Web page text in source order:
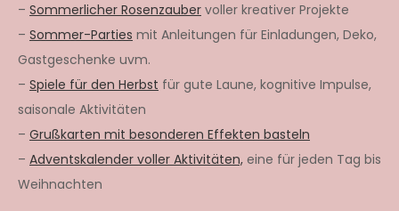
– Sommerlicher Rosenzauber voller kreativer Projekte
– Sommer-Parties mit Anleitungen für Einladungen, Deko,
Gastgeschenke uvm.
– Spiele für den Herbst für gute Laune, kognitive Impulse,
saisonale Aktivitäten
– Grußkarten mit besonderen Effekten basteln
– Adventskalender voller Aktivitäten, eine für jeden Tag bis
Weihnachten